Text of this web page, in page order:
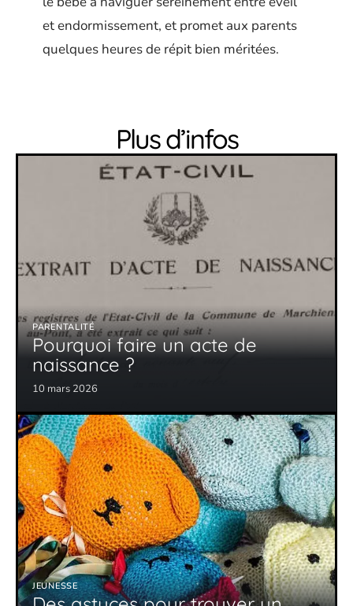
et endormissement, et promet aux parents
quelques heures de répit bien méritées.
Plus d’infos
PARENTALITÉ
Pourquoi faire un acte de
naissance ?
10 mars 2026
JEUNESSE